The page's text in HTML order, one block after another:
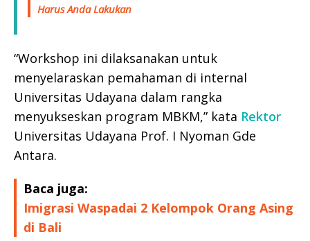
Harus Anda Lakukan
“Workshop ini dilaksanakan untuk
menyelaraskan pemahaman di internal
Universitas Udayana dalam rangka
menyukseskan program MBKM,” kata Rektor
Universitas Udayana Prof. I Nyoman Gde
Antara.
Baca juga:
Imigrasi Waspadai 2 Kelompok Orang Asing
di Bali